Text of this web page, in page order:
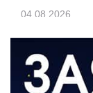
04.08.2026
ЗЕМЛЯКИ
«Мы
результат